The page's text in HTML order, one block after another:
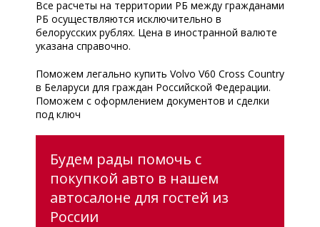
Все расчеты на территории РБ между гражданами
РБ осуществляются исключительно в
белорусских рублях. Цена в иностранной валюте
указана справочно.
Поможем легально купить Volvo V60 Cross Country
в Беларуси для граждан Российской Федерации.
Поможем с оформлением документов и сделки
под ключ
Будем рады помочь с
покупкой авто в нашем
автосалоне для гостей из
России